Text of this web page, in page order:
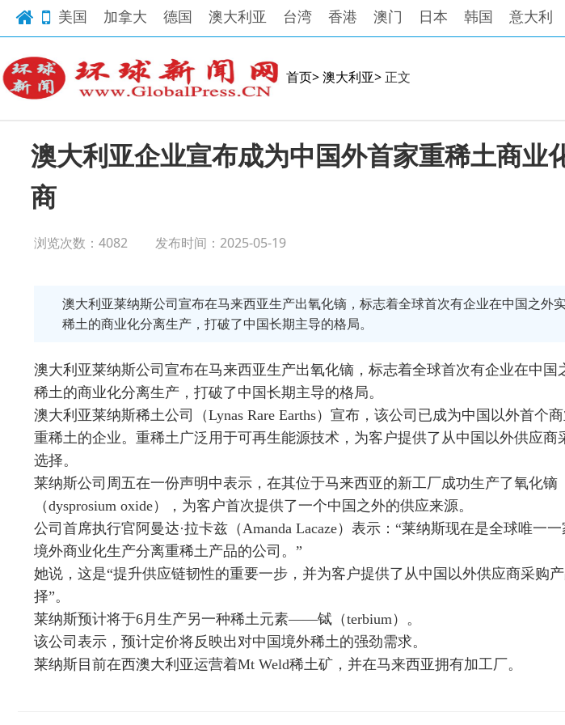
美国 加拿大 德国 澳大利亚 台湾 香港 澳门 日本 韩国 意大利
首页>澳大利亚> 正文
澳大利亚企业宣布成为中国外首家重稀土商业
商
浏览次数：4082 发布时间：2025-05-19
澳大利亚莱纳斯公司宣布在马来西亚生产出氧化镝，标志着全球首次有企业在中国之外
稀土的商业化分离生产，打破了中国长期主导的格局。
澳大利亚莱纳斯公司宣布在马来西亚生产出氧化镝，标志着全球首次有企业在中国
稀土的商业化分离生产，打破了中国长期主导的格局。
澳大利亚莱纳斯稀土公司（Lynas Rare Earths）宣布，该公司已成为中国以外首个
重稀土的企业。重稀土广泛用于可再生能源技术，为客户提供了从中国以外供应商
选择。
莱纳斯公司周五在一份声明中表示，在其位于马来西亚的新工厂成功生产了氧化镝
（dysprosium oxide），为客户首次提供了一个中国之外的供应来源。
公司首席执行官阿曼达·拉卡兹（Amanda Lacaze）表示：“莱纳斯现在是全球唯一一
境外商业化生产分离重稀土产品的公司。”
她说，这是“提升供应链韧性的重要一步，并为客户提供了从中国以外供应商采购
择”。
莱纳斯预计将于6月生产另一种稀土元素——铽（terbium）。
该公司表示，预计定价将反映出对中国境外稀土的强劲需求。
莱纳斯目前在西澳大利亚运营着Mt Weld稀土矿，并在马来西亚拥有加工厂。